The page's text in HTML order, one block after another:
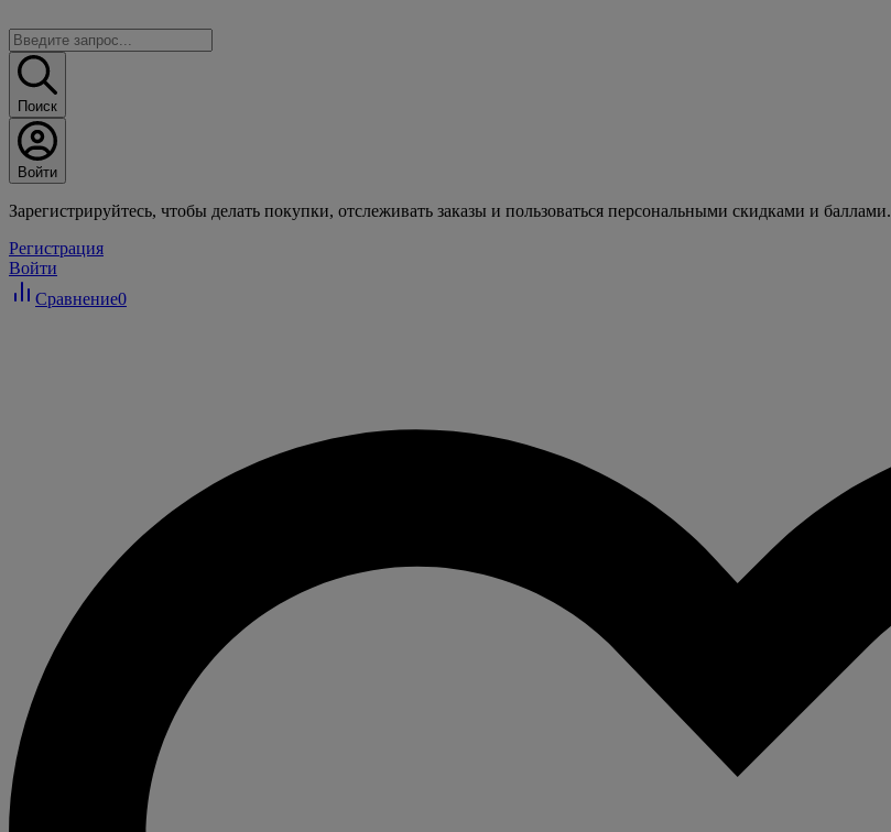
Поиск
Войти
Зарегистрируйтесь, чтобы делать покупки, отслеживать заказы и пользоваться персональными скидками и баллами.
Регистрация
Войти
Сравнение0